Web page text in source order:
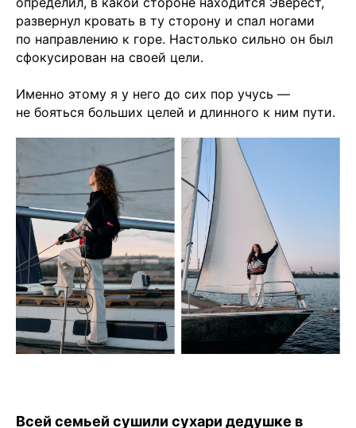
развернул кровать в ту сторону и спал ногами
по направлению к горе. Настолько сильно он был
сфокусирован на своей цели.
Именно этому я у него до сих пор учусь —
не бояться больших целей и длинного к ним пути.
Всей семьей сушили сухари дедушке в